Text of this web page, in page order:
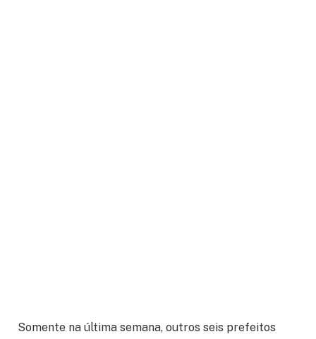
Somente na última semana, outros seis prefeitos